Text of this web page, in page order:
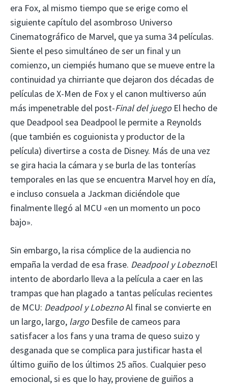
era Fox, al mismo tiempo que se erige como el
siguiente capítulo del asombroso Universo
Cinematográfico de Marvel, que ya suma 34 películas.
Siente el peso simultáneo de ser un final y un
comienzo, un ciempiés humano que se mueve entre la
continuidad ya chirriante que dejaron dos décadas de
películas de X-Men de Fox y el canon multiverso aún
más impenetrable del post-Final del juegoEl hecho de
que Deadpool sea Deadpool le permite a Reynolds
(que también es coguionista y productor de la
película) divertirse a costa de Disney. Más de una vez
se gira hacia la cámara y se burla de las tonterías
temporales en las que se encuentra Marvel hoy en día,
e incluso consuela a Jackman diciéndole que
finalmente llegó al MCU «en un momento un poco
bajo».
Sin embargo, la risa cómplice de la audiencia no
empaña la verdad de esa frase. Deadpool y LobeznoEl
intento de abordarlo lleva a la película a caer en las
trampas que han plagado a tantas películas recientes
de MCU: Deadpool y LobeznoAl final se convierte en
un largo, largo, largoDesfile de cameos para
satisfacer a los fans y una trama de queso suizo y
desganada que se complica para justificar hasta el
último guiño de los últimos 25 años. Cualquier peso
emocional, si es que lo hay, proviene de guiños a